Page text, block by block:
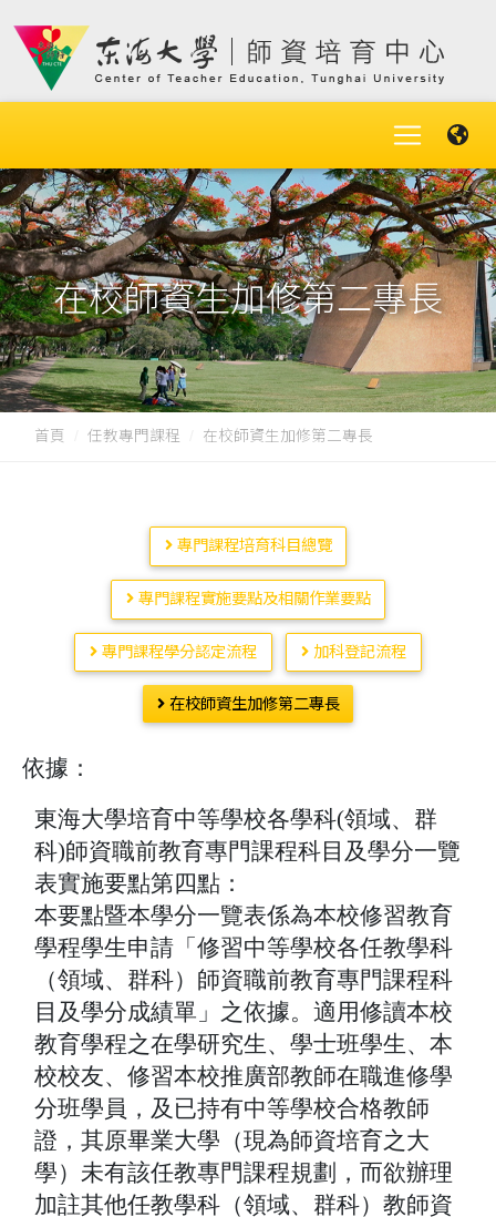
在校師資生加修第二專長
首頁 任教專門課程 在校師資生加修第二專長
專門課程培育科目總覽
專門課程實施要點及相關作業要點
專門課程學分認定流程 加科登記流程
在校師資生加修第二專長
依據：
東海大學培育中等學校各學科(領域、群
科)師資職前教育專門課程科目及學分一覽
表實施要點第四點：
本要點暨本學分一覽表係為本校修習教育
學程學生申請「修習中等學校各任教學科
（領域、群科）師資職前教育專門課程科
目及學分成績單」之依據。適用修讀本校
教育學程之在學研究生、學士班學生、本
校校友、修習本校推廣部教師在職進修學
分班學員，及已持有中等學校合格教師
證，其原畢業大學（現為師資培育之大
學）未有該任教專門課程規劃，而欲辦理
加註其他任教學科（領域、群科）教師資